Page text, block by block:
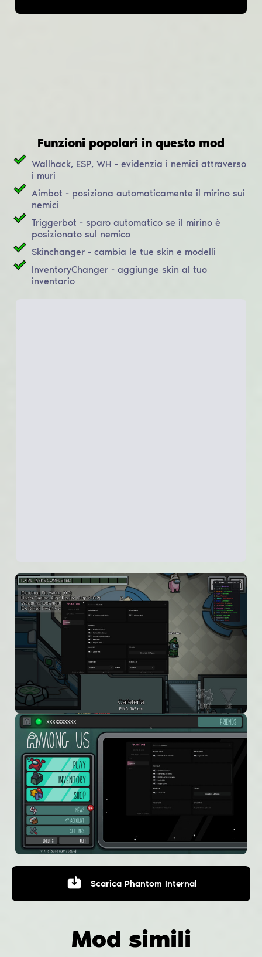
Funzioni popolari in questo mod
Wallhack, ESP, WH - evidenzia i nemici attraverso
i muri
Aimbot - posiziona automaticamente il mirino sui
nemici
Triggerbot - sparo automatico se il mirino è
posizionato sul nemico
Skinchanger - cambia le tue skin e modelli
InventoryChanger - aggiunge skin al tuo
inventario
Scarica Phantom Internal
Mod simili